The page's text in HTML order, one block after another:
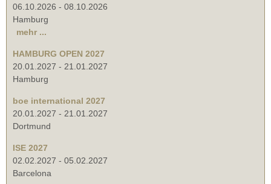
06.10.2026 - 08.10.2026
Hamburg
mehr ...
HAMBURG OPEN 2027
20.01.2027 - 21.01.2027
Hamburg
boe international 2027
20.01.2027 - 21.01.2027
Dortmund
ISE 2027
02.02.2027 - 05.02.2027
Barcelona